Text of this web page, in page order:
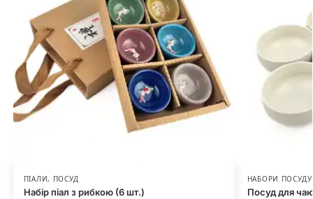
ПІАЛИ, ПОСУД
Набір піал з рибкою (6 шт.)
НАБОРИ
Посуд для